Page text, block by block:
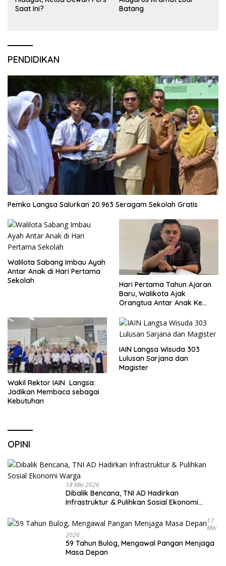
Saat Ini?
Batang
PENDIDIKAN
Pemko Langsa Salurkan 20.963 Seragam Sekolah Gratis
Walilota Sabang Imbau Ayah
Antar Anak di Hari Pertama
Sekolah
Hari Pertama Tahun Ajaran
Baru, Walikota Ajak
Orangtua Antar Anak Ke
Wakil Rektor IAIN Langsa:
Jadikan Membaca sebagai
Kebutuhan
IAIN Langsa Wisuda 303
Lulusan Sarjana dan
Magister
OPINI
18 Mei 2026
Dibalik Bencana, TNI AD Hadirkan
Infrastruktur & Pulihkan Sosial Ekonomi
17
Mei
2026
59 Tahun Bulog, Mengawal Pangan Menjaga
Masa Depan